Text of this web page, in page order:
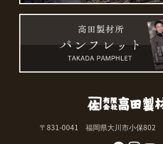
〒831-0041 福岡県大川市小保802